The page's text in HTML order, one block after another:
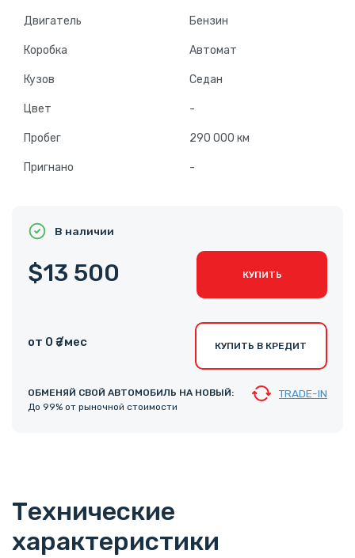
Двигатель Бензин
Коробка Автомат
Кузов Седан
Цвет -
Пробег 290 000 км
Пригнано -
В наличии
$13 500 КУПИТЬ
от 0 ₴ /мес КУПИТЬ В КРЕДИТ
ОБМЕНЯЙ СВОЙ АВТОМОБИЛЬ НА НОВЫЙ:
До 99% от рыночной стоимости
TRADE-IN
Технические
характеристики